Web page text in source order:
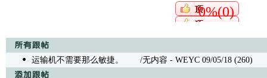
0%(0)
运输机不需要那么敏捷。 /无内容 - WEYC 09/05/18 (260)